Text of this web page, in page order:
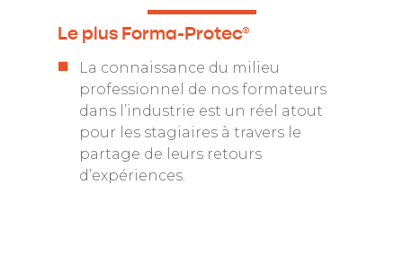
Le plus Forma-Protec®
La connaissance du milieu
professionnel de nos formateurs
dans l’industrie est un réel atout
pour les stagiaires à travers le
partage de leurs retours
d’expériences.